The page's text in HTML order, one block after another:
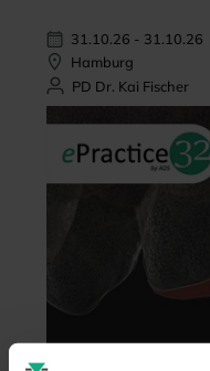
31.10.26 - 31.10.26
Hamburg
PD Dr. Kai Fischer